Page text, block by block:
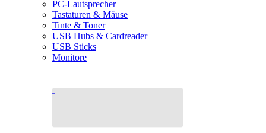
PC-Lautsprecher
Tastaturen & Mäuse
Tinte & Toner
USB Hubs & Cardreader
USB Sticks
Monitore